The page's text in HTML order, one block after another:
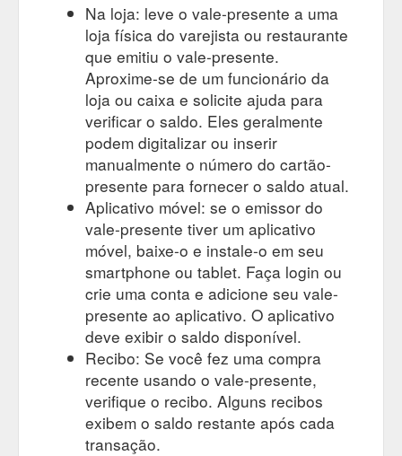
Na loja: leve o vale-presente a uma
loja física do varejista ou restaurante
que emitiu o vale-presente.
Aproxime-se de um funcionário da
loja ou caixa e solicite ajuda para
verificar o saldo. Eles geralmente
podem digitalizar ou inserir
manualmente o número do cartão-
presente para fornecer o saldo atual.
Aplicativo móvel: se o emissor do
vale-presente tiver um aplicativo
móvel, baixe-o e instale-o em seu
smartphone ou tablet. Faça login ou
crie uma conta e adicione seu vale-
presente ao aplicativo. O aplicativo
deve exibir o saldo disponível.
Recibo: Se você fez uma compra
recente usando o vale-presente,
verifique o recibo. Alguns recibos
exibem o saldo restante após cada
transação.